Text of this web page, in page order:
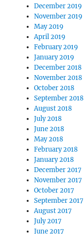
December 2019
November 2019
May 2019
April 2019
February 2019
January 2019
December 2018
November 2018
October 2018
September 2018
August 2018
July 2018
June 2018
May 2018
February 2018
January 2018
December 2017
November 2017
October 2017
September 2017
August 2017
July 2017
June 2017